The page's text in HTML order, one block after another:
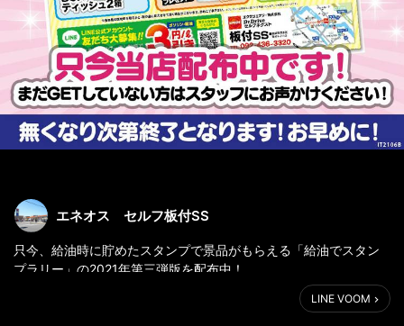
エネオス セルフ板付SS
只今、給油時に貯めたスタンプで景品がもらえる「給油でスタン
プラリー」の2021年第三弾版を配布中！
カードが無くなり次第終了となりますので欲しい方はお早めにご
LINE VOOM